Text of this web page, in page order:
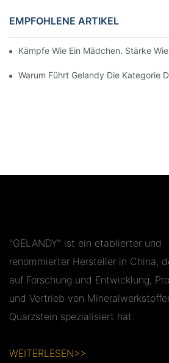
EMPFOHLENE ARTIKEL
Kämpfe Wie Ein Mädchen. Stärke
Warum Führt Gelandy Die Kategorie
"GELANDY" ist ein etablierter und
renommierter Hersteller in China,
auf Forschung und Entwicklung,
und Vertrieb von
Quarzstein spezialisiert hat.
WEITERLESEN>>